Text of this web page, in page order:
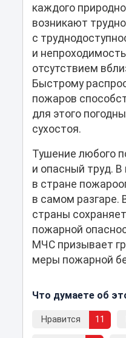
каждого
возникают
с
и
отсутствием
Быстрому
пожаров
для этого
сухостоя.
Тушение любого
и опасный труд.
в стране
в самом разгаре.
страны
пожарной
МЧС призывает
меры пожарной
Что думаете об
Нравится 11